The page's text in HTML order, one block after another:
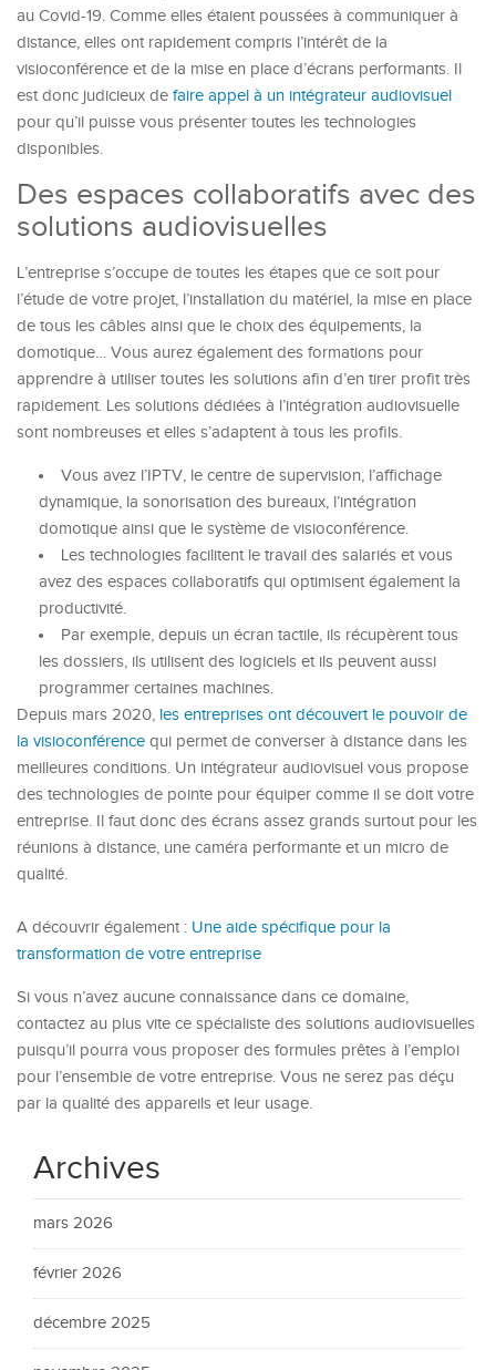
au Covid-19. Comme elles étaient poussées à communiquer à
distance, elles ont rapidement compris l’intérêt de la
visioconférence et de la mise en place d’écrans performants. Il
est donc judicieux de faire appel à un intégrateur audiovisuel
pour qu’il puisse vous présenter toutes les technologies
disponibles.
Des espaces collaboratifs avec des
solutions audiovisuelles
L’entreprise s’occupe de toutes les étapes que ce soit pour
l’étude de votre projet, l’installation du matériel, la mise en place
de tous les câbles ainsi que le choix des équipements, la
domotique… Vous aurez également des formations pour
apprendre à utiliser toutes les solutions afin d’en tirer profit très
rapidement. Les solutions dédiées à l’intégration audiovisuelle
sont nombreuses et elles s’adaptent à tous les profils.
Vous avez l’IPTV, le centre de supervision, l’affichage
dynamique, la sonorisation des bureaux, l’intégration
domotique ainsi que le système de visioconférence.
Les technologies facilitent le travail des salariés et vous
avez des espaces collaboratifs qui optimisent également la
productivité.
Par exemple, depuis un écran tactile, ils récupèrent tous
les dossiers, ils utilisent des logiciels et ils peuvent aussi
programmer certaines machines.
Depuis mars 2020, les entreprises ont découvert le pouvoir de
la visioconférence qui permet de converser à distance dans les
meilleures conditions. Un intégrateur audiovisuel vous propose
des technologies de pointe pour équiper comme il se doit votre
entreprise. Il faut donc des écrans assez grands surtout pour les
réunions à distance, une caméra performante et un micro de
qualité.
A découvrir également : Une aide spécifique pour la
transformation de votre entreprise
Si vous n’avez aucune connaissance dans ce domaine,
contactez au plus vite ce spécialiste des solutions audiovisuelles
puisqu’il pourra vous proposer des formules prêtes à l’emploi
pour l’ensemble de votre entreprise. Vous ne serez pas déçu
par la qualité des appareils et leur usage.
Archives
mars 2026
février 2026
décembre 2025